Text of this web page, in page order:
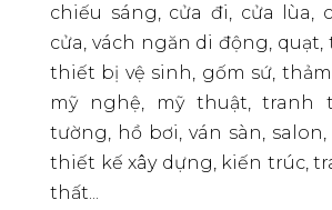
chiếu sáng, cửa đi, cửa lùa,
cửa, vách ngăn di động,
thiết bị vệ sinh, gốm sứ,
mỹ nghệ, mỹ thuật, tranh
tường, hồ bơi, ván sàn,
thiết kế xây dựng, kiến trúc,
thất...